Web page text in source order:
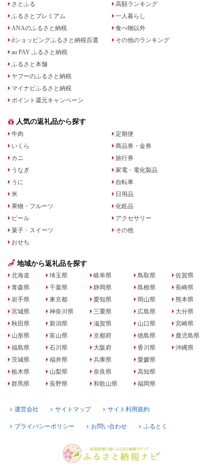
さとふる
ふるさとプレミアム
ANAのふるさと納税
dショッピングふるさと納税百選
au PAY ふるさと納税
ふるさと本舗
ヤフーのふるさと納税
マイナビふるさと納税
ポイント還元キャンペーン
高額ランキング
一人暮らし
食べ物以外
その他のランキング
人気の返礼品から探す
牛肉
いくら
カニ
うなぎ
うに
米
果物・フルーツ
ビール
菓子・スイーツ
おせち
定期便
商品券・金券
旅行券
家電・電化製品
自転車
日用品
化粧品
アクセサリー
その他
地域から返礼品を探す
北海道
青森県
岩手県
宮城県
秋田県
山形県
福島県
茨城県
栃木県
群馬県
埼玉県
千葉県
東京都
神奈川県
新潟県
富山県
石川県
福井県
山梨県
長野県
岐阜県
静岡県
愛知県
三重県
滋賀県
京都府
大阪府
兵庫県
奈良県
和歌山県
鳥取県
島根県
岡山県
広島県
山口県
徳島県
香川県
愛媛県
高知県
福岡県
佐賀県
長崎県
熊本県
大分県
宮崎県
鹿児島県
沖縄県
運営会社 サイトマップ サイト利用規約
プライバシーポリシー お問い合わせ ふるとく